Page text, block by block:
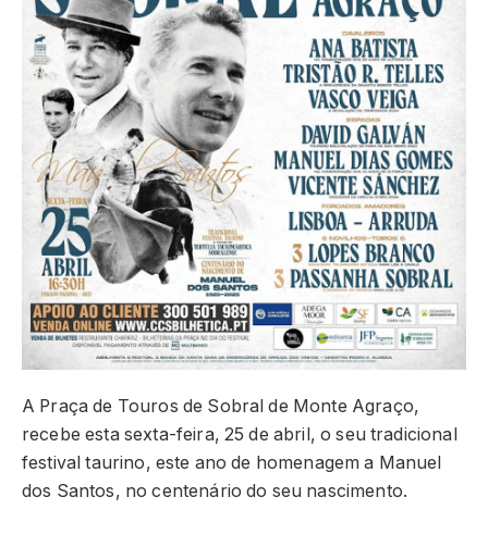
A Praça de Touros de Sobral de Monte Agraço,
recebe esta sexta-feira, 25 de abril, o seu tradicional
festival taurino, este ano de homenagem a Manuel
dos Santos, no centenário do seu nascimento.